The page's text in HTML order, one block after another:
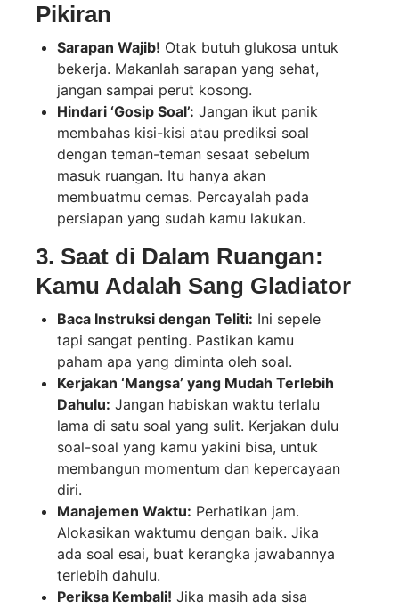
Pikiran
Sarapan Wajib! Otak butuh glukosa untuk
bekerja. Makanlah sarapan yang sehat,
jangan sampai perut kosong.
Hindari ‘Gosip Soal’: Jangan ikut panik
membahas kisi-kisi atau prediksi soal
dengan teman-teman sesaat sebelum
masuk ruangan. Itu hanya akan
membuatmu cemas. Percayalah pada
persiapan yang sudah kamu lakukan.
3. Saat di Dalam Ruangan:
Kamu Adalah Sang Gladiator
Baca Instruksi dengan Teliti: Ini sepele
tapi sangat penting. Pastikan kamu
paham apa yang diminta oleh soal.
Kerjakan ‘Mangsa’ yang Mudah Terlebih
Dahulu: Jangan habiskan waktu terlalu
lama di satu soal yang sulit. Kerjakan dulu
soal-soal yang kamu yakini bisa, untuk
membangun momentum dan kepercayaan
diri.
Manajemen Waktu: Perhatikan jam.
Alokasikan waktumu dengan baik. Jika
ada soal esai, buat kerangka jawabannya
terlebih dahulu.
Periksa Kembali! Jika masih ada sisa